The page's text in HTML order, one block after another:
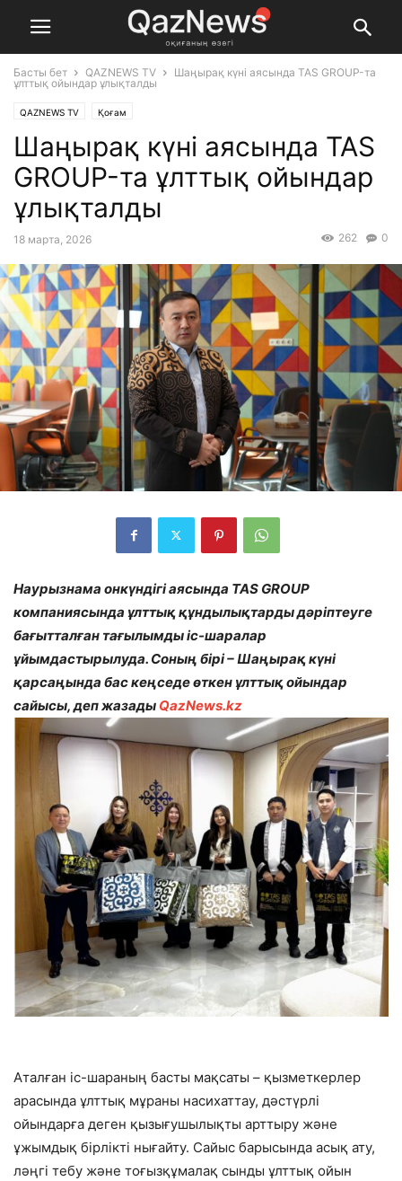
Басты бет QAZNEWS TV
Шаңырақ күні аясында TAS GROUP-та
ұлттық ойындар ұлықталды
QAZNEWS TV Қоғам
Шаңырақ күні аясында TAS
GROUP-та ұлттық ойындар
ұлықталды
18 марта, 2026 0
262
Наурызнама онкүндігі аясында TAS GROUP
компаниясында ұлттық құндылықтарды дәріптеуге
бағытталған тағылымды іс-шаралар
ұйымдастырылуда. Соның бірі – Шаңырақ күні
қарсаңында бас кеңседе өткен ұлттық ойындар
сайысы, деп жазады QazNews.kz
Аталған іс-шараның басты мақсаты – қызметкерлер
арасында ұлттық мұраны насихаттау, дәстүрлі
ойындарға деген қызығушылықты арттыру және
ұжымдық бірлікті нығайту. Сайыс барысында асық ату,
ләңгі тебу және тоғызқұмалақ сынды ұлттық ойын